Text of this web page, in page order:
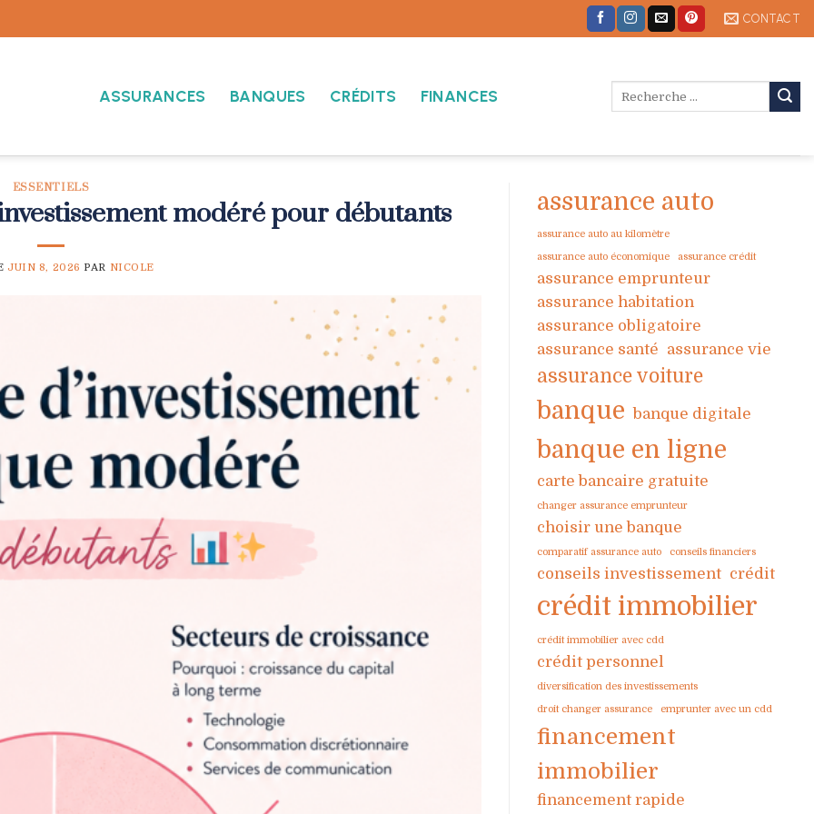
CONTACT
ASSURANCES BANQUES CRÉDITS FINANCES
ESSENTIELS
modéré pour débutants
JUIN 8, 2026 PAR NICOLE
assurance auto
assurance auto au kilomètre
assurance auto économique
assurance crédit
assurance emprunteur
assurance habitation
assurance obligatoire
assurance santé assurance vie
assurance voiture
banque banque digitale
banque en ligne
carte bancaire gratuite
changer assurance emprunteur
choisir une banque
comparatif assurance auto conseils financiers
conseils investissement crédit
crédit immobilier
crédit immobilier avec cdd
crédit personnel
diversification des investissements
droit changer assurance
emprunter avec un cdd
financement
immobilier
financement rapide